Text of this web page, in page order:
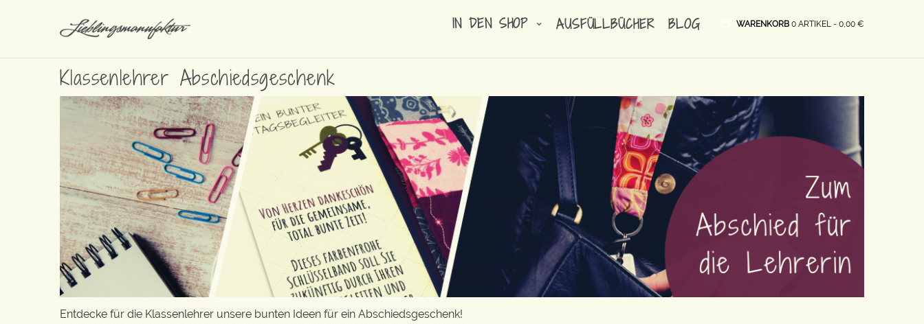
IN DEN SHOP AUSFÜLLBÜCHER BLOG WARENKORB 0 ARTIKEL - 0,00 €
Klassenlehrer Abschiedsgeschenk
Entdecke für die Klassenlehrer unsere bunten Ideen für ein Abschiedsgeschenk!